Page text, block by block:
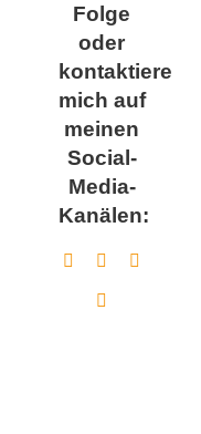
Folge
oder
kontaktiere
mich auf
meinen
Social-
Media-
Kanälen: